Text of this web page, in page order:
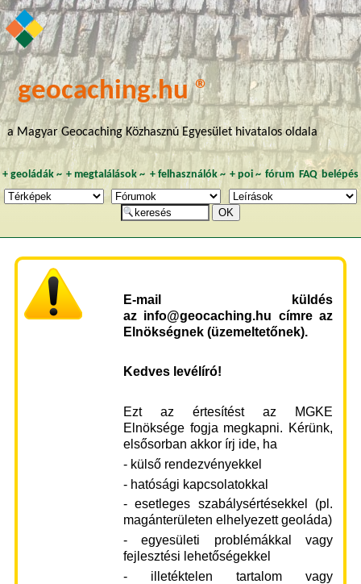
geocaching.hu ®
a Magyar Geocaching Közhasznú Egyesület hivatalos oldala
+geoládák~ +megtalálások ~ + felhasználók~ +poi~ fórum FAQ belépés
E-mail küldés
az info@geocaching.hu címre az
Elnökségnek (üzemeltetőnek).
Kedves levélíró!
Ezt az értesítést az MGKE
Elnöksége fogja megkapni. Kérünk,
elsősorban akkor írj ide, ha
- külső rendezvényekkel
- hatósági kapcsolatokkal
- esetleges szabálysértésekkel (pl.
magánterületen elhelyezett geoláda)
- egyesületi problémákkal vagy
fejlesztési lehetőségekkel
- illetéktelen tartalom vagy